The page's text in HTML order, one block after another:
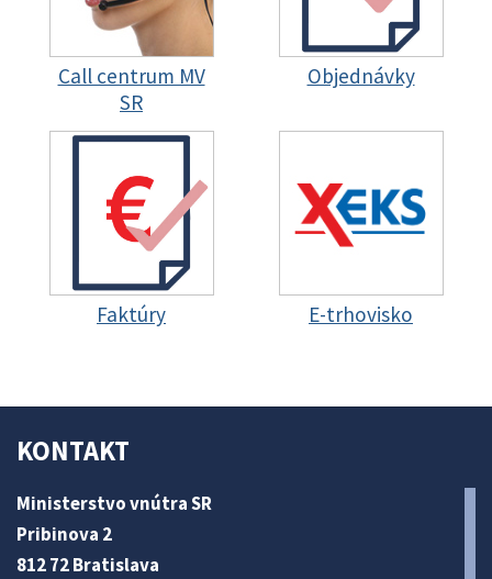
Call centrum MV
SR
Objednávky
Faktúry E-trhovisko
KONTAKT
Ministerstvo vnútra SR
Pribinova 2
812 72 Bratislava